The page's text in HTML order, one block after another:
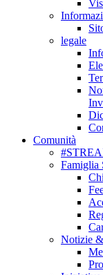
legale
Comunità
Famiglia
Notizie